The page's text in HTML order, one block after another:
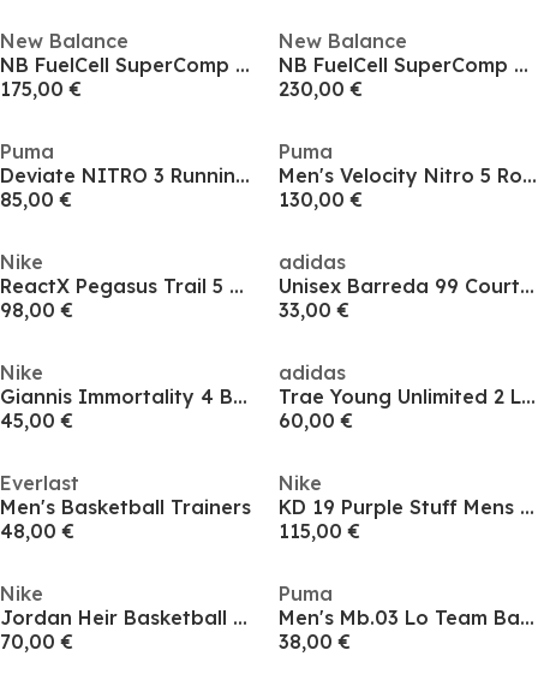
New Balance
NB FuelCell SuperComp v3 Running Shoes Mens
175,00 €
New Balance
NB FuelCell SuperComp Elite v4 Running Shoes Mens
230,00 €
Puma
Deviate NITRO 3 Running Shoes Men
85,00 €
Puma
Men's Velocity Nitro 5 Road Running Shoes
130,00 €
Nike
ReactX Pegasus Trail 5 Mens Running Shoes
98,00 €
adidas
Unisex Barreda 99 Court Trainers
33,00 €
Nike
Giannis Immortality 4 Basketball Trainers Adults
45,00 €
adidas
Trae Young Unlimited 2 Low Trainers Mens
60,00 €
Everlast
Men's Basketball Trainers
48,00 €
Nike
KD 19 Purple Stuff Mens Basketball Trainers
115,00 €
Nike
Jordan Heir Basketball Trainers Adults
70,00 €
Puma
Men's Mb.03 Lo Team Basketball Trainers
38,00 €